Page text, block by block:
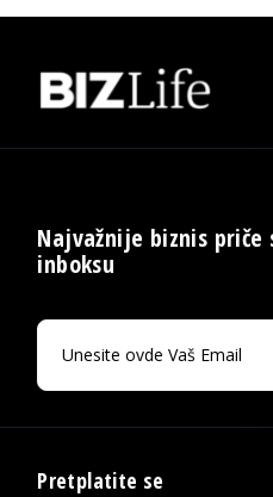
Najvažnije biznis priče
inboksu
Pretplatite se